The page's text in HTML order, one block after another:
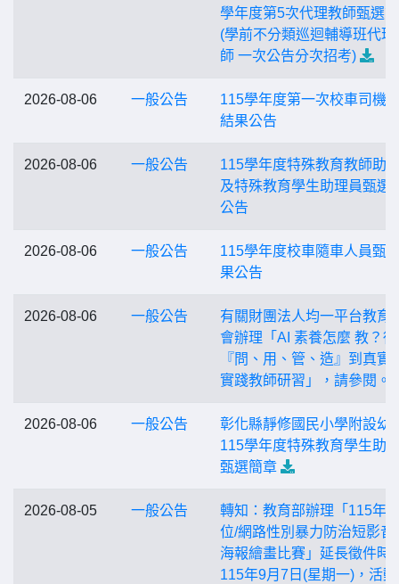
學年度第5次代理教師甄選
(學前不分類巡迴輔導班代理
師 一次公告分次招考)
2026-08-06 一般公告
115學年度第一次校車司機
結果公告
2026-08-06 一般公告
115學年度特殊教育教師助
及特殊教育學生助理員甄選
公告
2026-08-06 一般公告
115學年度校車隨車人員甄
果公告
2026-08-06 一般公告
有關財團法人均一平台教育
會辦理「AI 素養怎麼 教？從
『問、用、管、造』到真實
實踐教師研習」，請參閱。
2026-08-06 一般公告
彰化縣靜修國民小學附設幼
115學年度特殊教育學生助
甄選簡章
2026-08-05 一般公告
轉知：教育部辦理「115年
位/網路性別暴力防治短影音
海報繪畫比賽」延長徵件時
115年9月7日(星期一)，活